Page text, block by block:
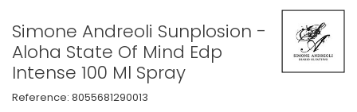
Simone Andreoli Sunplosion -
Aloha State Of Mind Edp
Intense 100 Ml Spray
Reference: 8055681290013